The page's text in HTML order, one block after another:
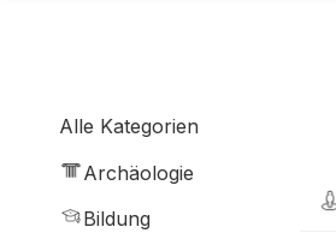
Alle Kategorien
Archäologie
Bildung